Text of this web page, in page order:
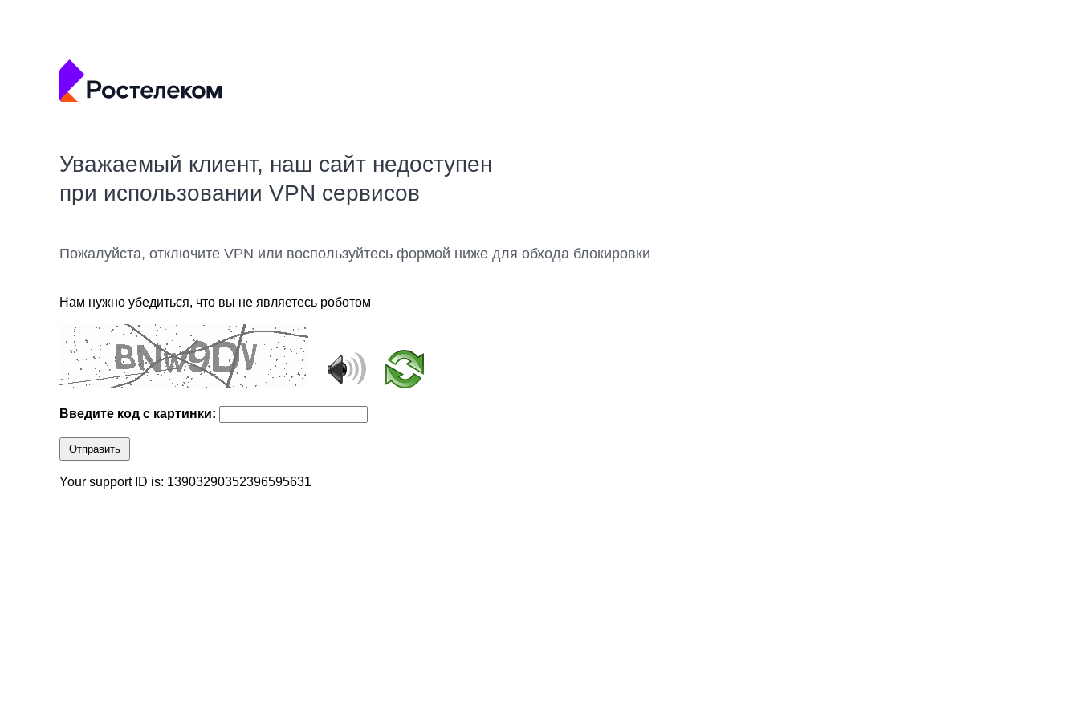
Уважаемый клиент, наш сайт недоступен
при использовании VPN сервисов
Пожалуйста, отключите VPN или воспользуйтесь формой ниже для обхода блокировки
Нам нужно убедиться, что вы не являетесь роботом
Введите код с картинки:
Отправить
Your support ID is: 13903290352396595631